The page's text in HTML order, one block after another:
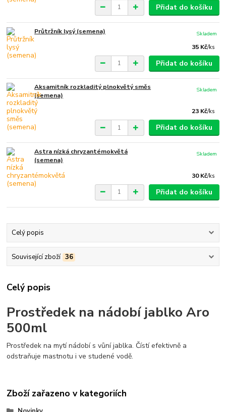
Přidat do košíku
Průtržník lysý (semena)
35 Kč/ks
Skladem
Přidat do košíku
Aksamitník rozkladitý plnokvětý směs
(semena)
23 Kč/ks
Skladem
Přidat do košíku
Astra nízká chryzantémokvětá
(semena)
30 Kč/ks
Skladem
Přidat do košíku
Celý popis
Související zboží 36
Celý popis
Prostředek na nádobí jablko Aro
500ml
Prostředek na mytí nádobí s vůní jablka. Čístí efektivně a
odstraňuje mastnotu i ve studené vodě.
Zboží zařazeno v kategoriích